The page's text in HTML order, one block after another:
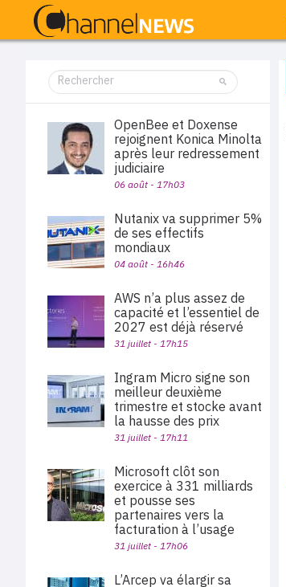
OpenBee et Doxense
rejoignent Konica Minolta
après leur redressement
judiciaire
06 août - 17h03
Nutanix va supprimer 5%
de ses effectifs
mondiaux
04 août - 16h46
AWS n’a plus assez de
capacité et l’essentiel de
2027 est déjà réservé
31 juillet - 17h15
Ingram Micro signe son
meilleur deuxième
trimestre et stocke avant
la hausse des prix
31 juillet - 17h11
Microsoft clôt son
exercice à 331 milliards
et pousse ses
partenaires vers la
facturation à l’usage
31 juillet - 17h06
L’Arcep va élargir sa